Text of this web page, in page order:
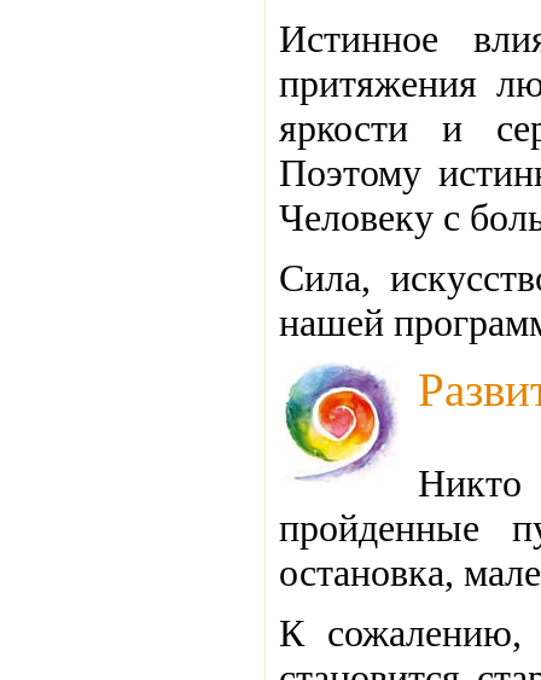
Истинное
притяжения
яркости и
Поэтому
Человеку с
Сила,
нашей
пройденные
остановка,
К сожалению,